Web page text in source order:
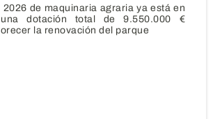
2026 de maquinaria agraria ya está en
dotación total de 9.550.000 €
la renovación del parque